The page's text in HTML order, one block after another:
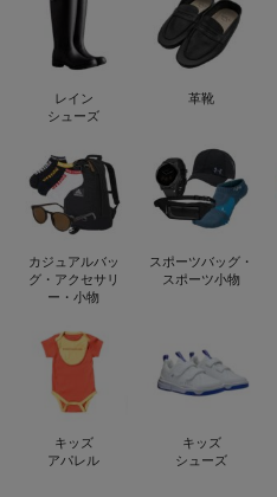
レイン
シューズ
革靴
カジュアルバッ
グ・アクセサリ
ー・小物
スポーツバッグ・
スポーツ小物
キッズ
アパレル
キッズ
シューズ